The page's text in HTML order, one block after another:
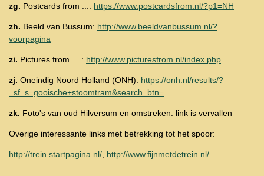
zg. Postcards from ...: https://www.postcardsfrom.nl/?p1=NH
zh. Beeld van Bussum: http://www.beeldvanbussum.nl/?
voorpagina
zi. Pictures from ... : http://www.picturesfrom.nl/index.php
zj. Oneindig Noord Holland (ONH): https://onh.nl/results/?
_sf_s=gooische+stoomtram&search_btn=
zk. Foto's van oud Hilversum en omstreken: link is vervallen
Overige interessante links met betrekking tot het spoor:
http://trein.startpagina.nl/ http://www.fijnmetdetrein.nl/